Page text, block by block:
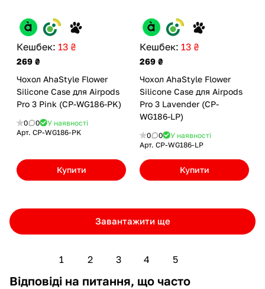
Кешбек: 13 ₴
269 ₴
Чохол AhaStyle Flower
Silicone Case для Airpods
Pro 3 Pink (CP-WG186-PK)
0 0
У наявності
Арт. CP-WG186-PK
Купити
Кешбек: 13 ₴
269 ₴
Чохол AhaStyle Flower
Silicone Case для Airpods
Pro 3 Lavender (CP-
WG186-LP)
0 0
У наявності
Арт. CP-WG186-LP
Купити
Завантажити ще
1 2 3 4 5
Відповіді на питання, що часто